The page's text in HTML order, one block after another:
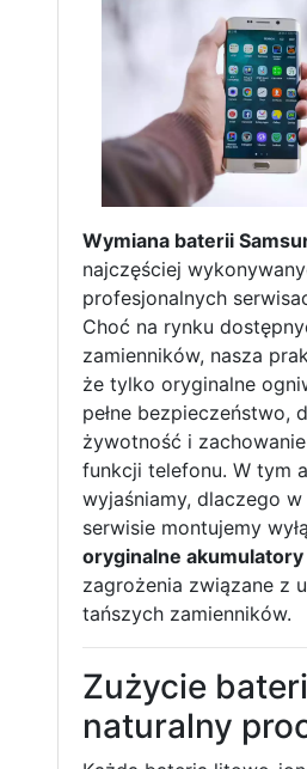
Wymiana baterii
najczęściej
profesjonalnych
Choć na rynku
zamienników, nasza
że tylko oryginalne
pełne bezpieczeństwo,
żywotność i
funkcji telefonu. W tym
wyjaśniamy, dlaczego w
serwisie montujemy
oryginalne akumulatory
zagrożenia związane z
tańszych zamienników.
Zużycie
naturalny